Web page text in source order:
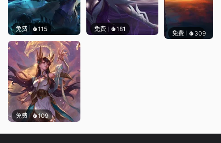
免费 115 免费 181
免费 109
免费 309辰东